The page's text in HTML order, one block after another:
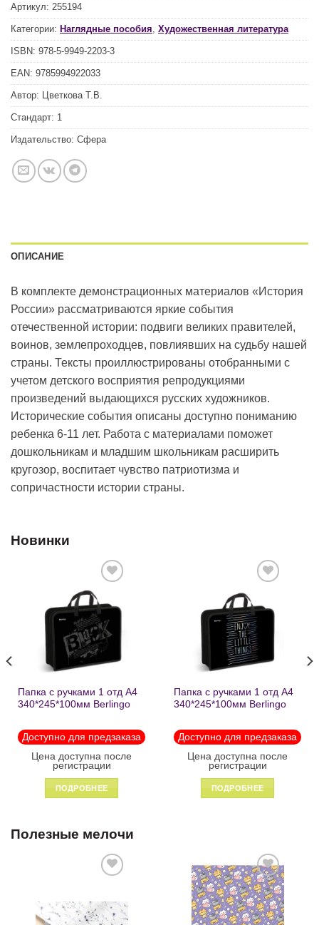
Артикул: 255194
Категории: Наглядные пособия Художественная литература
ISBN: 978-5-9949-2203-3
EAN: 9785994922033
Автор: Цветкова Т.В.
Стандарт: 1
Издательство: Сфера
ОПИСАНИЕ
В комплекте демонстрационных материалов «История
России» рассматриваются яркие события
отечественной истории: подвиги великих правителей,
воинов, землепроходцев, повлиявших на судьбу нашей
страны. Тексты проиллюстрированы отобранными с
учетом детского восприятия репродукциями
произведений выдающихся русских художников.
Исторические события описаны доступно пониманию
ребенка 6-11 лет. Работа с материалами поможет
дошкольникам и младшим школьникам расширить
кругозор, воспитает чувство патриотизма и
сопричастности истории страны.
Новинки
Добавить
в список
желаний
Папка с ручками 1 отд А4
340*245*100мм Berlingo
молнии1246
Доступно для предзаказа
Цена доступна после
регистрации
ПОДРОБНЕЕ
Добавить
в список
желаний
Папка с ручками 1 отд А4
340*245*100мм Berlingo
пластик на молнии 1215
Доступно для предзаказа
Цена доступна после
регистрации
ПОДРОБНЕЕ
Полезные мелочи
желаний
Добавить
в список
желаний